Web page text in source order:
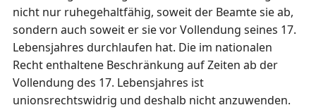
nicht nur ruhegehaltfähig, soweit der Beamte sie ab,
sondern auch soweit er sie vor Vollendung seines 17.
Lebensjahres durchlaufen hat. Die im nationalen
Recht enthaltene Beschränkung auf Zeiten ab der
Vollendung des 17. Lebensjahres ist
unionsrechtswidrig und deshalb nicht anzuwenden.